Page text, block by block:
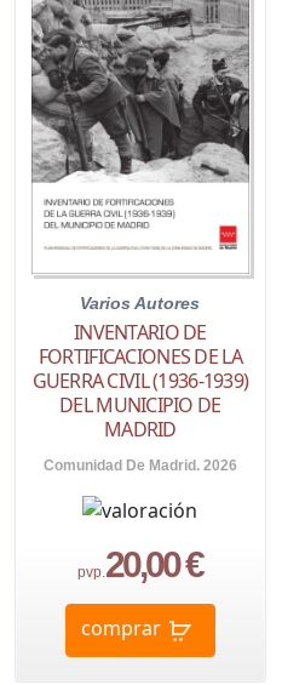
Varios Autores
INVENTARIO DE
FORTIFICACIONES DE LA
GUERRA CIVIL (1936-1939)
DEL MUNICIPIO DE
MADRID
Comunidad De Madrid. 2026
pvp.20,00 €
comprar